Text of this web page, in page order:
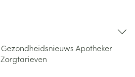
Gezondheidsnieuws Apotheker
Zorgtarieven